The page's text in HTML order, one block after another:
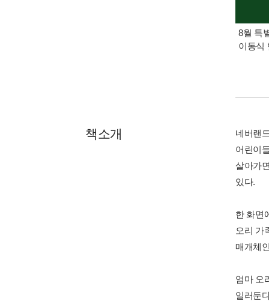
8월 특
이동식
책소개
네버랜
어린이
살아가
있다.
한 화면
오리 가
매개체
엄마 오
일러둔